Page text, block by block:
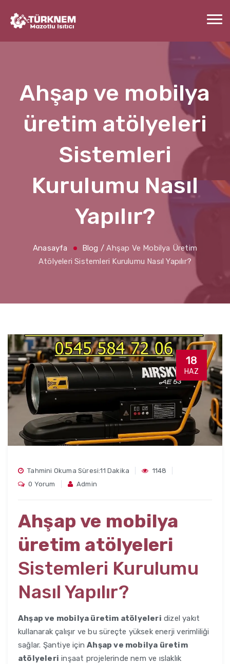
Ahşap ve mobilya
üretim atölyeleri
Sistemleri
Kurulumu Nasıl
Yapılır?
Anasayfa Blog /Ahşap Ve Mobilya Üretim
Atölyeleri Sistemleri Kurulumu Nasıl Yapılır?
18
HAZ
Tahmini Okuma Süresi:11 Dakika
1148
0 Yorum
Admin
Ahşap ve mobilya
üretim atölyeleri
Sistemleri Kurulumu
Nasıl Yapılır?
Ahşap ve mobilya üretim atölyeleri dizel yakıt
kullanarak çalışır ve bu süreçte yüksek enerji verimliliği
sağlar. Şantiye içinAhşap ve mobilya üretim
atölyeleri inşaat projelerinde nem ve ıslaklık